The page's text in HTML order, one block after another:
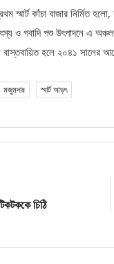
স্মার্ট কাঁচা বাজার
ও গবাদি পশু উৎপাদনে এ অঞ্চল
হলে ২০৪১ সালের
মজুমদার স্মার্ট আড়ৎ
চিঠি